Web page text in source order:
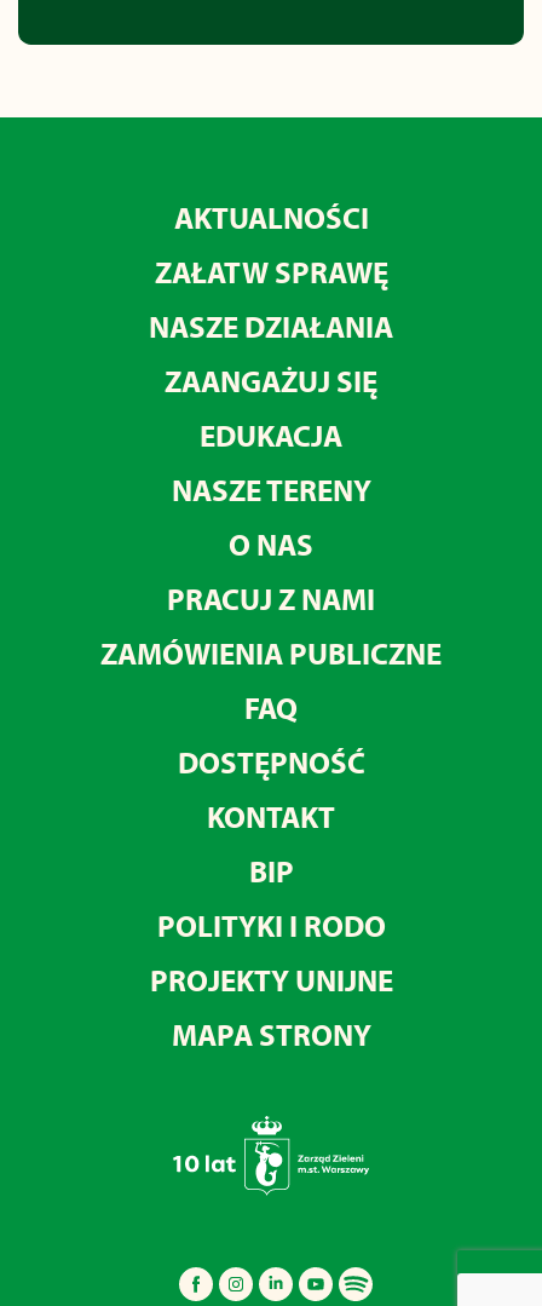
AKTUALNOŚCI
ZAŁATW SPRAWĘ
NASZE DZIAŁANIA
ZAANGAŻUJ SIĘ
EDUKACJA
NASZE TERENY
O NAS
PRACUJ Z NAMI
ZAMÓWIENIA PUBLICZNE
FAQ
DOSTĘPNOŚĆ
KONTAKT
BIP
POLITYKI I RODO
PROJEKTY UNIJNE
MAPA STRONY